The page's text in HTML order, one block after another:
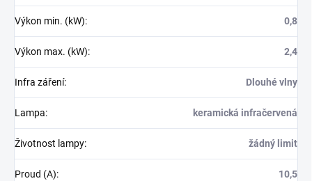
Výkon min. (kW): 0,8
Výkon max. (kW): 2,4
Infra záření: Dlouhé vlny
Lampa: keramická infračervená
Životnost lampy: žádný limit
Proud (A): 10,5